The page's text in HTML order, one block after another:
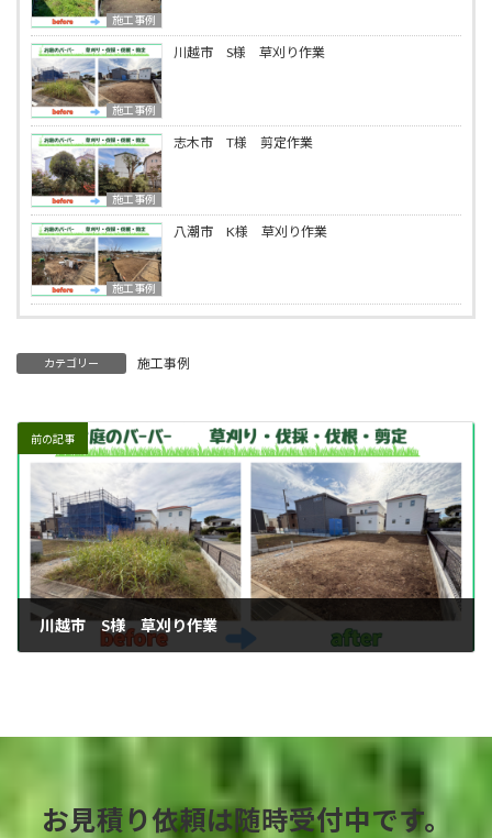
施工事例
施工事例
川越市 S様 草刈り作業
施工事例
志木市 T様 剪定作業
施工事例
八潮市 K様 草刈り作業
カテゴリー 施工事例
前の記事
川越市 S様 草刈り作業
お見積り依頼は随時受付中です。